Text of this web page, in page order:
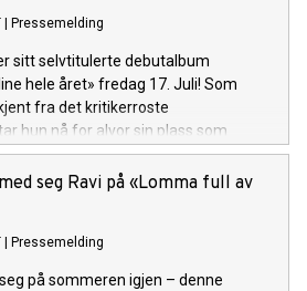
Pressemelding
sitt selvtitulerte debutalbum
hele året» fredag 17. Juli! Som
fra det kritikerroste
hun nå for alvor sin plass som
inn i et personlig og ujålete
humor og ærlighet.
seg Ravi på «Lomma full av
Pressemelding
på sommeren igjen – denne